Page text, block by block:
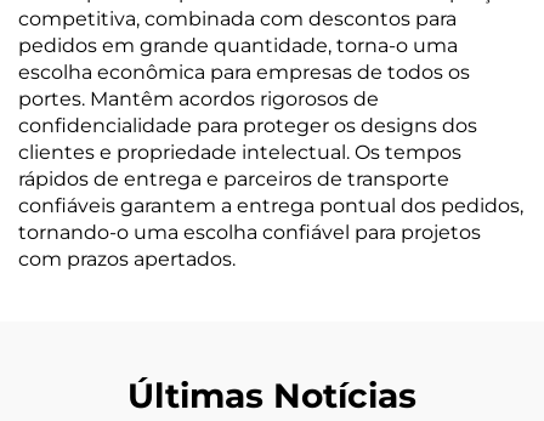
competitiva, combinada com descontos para
pedidos em grande quantidade, torna-o uma
escolha econômica para empresas de todos os
portes. Mantêm acordos rigorosos de
confidencialidade para proteger os designs dos
clientes e propriedade intelectual. Os tempos
rápidos de entrega e parceiros de transporte
confiáveis garantem a entrega pontual dos pedidos,
tornando-o uma escolha confiável para projetos
com prazos apertados.
Últimas Notícias